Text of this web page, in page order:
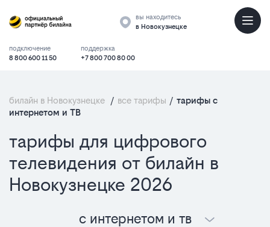
вы находитесь
в Новокузнецке
подключение
8 800 600 11 50
поддержка
+7 800 700 80 00
билайн в Новокузнецке / все тарифы / тарифы с
интернетом и ТВ
тарифы для цифрового
телевидения от билайн в
Новокузнецке 2026
с интернетом и тв
тарифы
для
цифрового
телевидения
Все
тарифы
«Интернет
+